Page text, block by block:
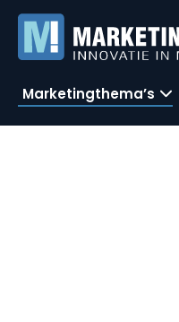
Marketingthema’s